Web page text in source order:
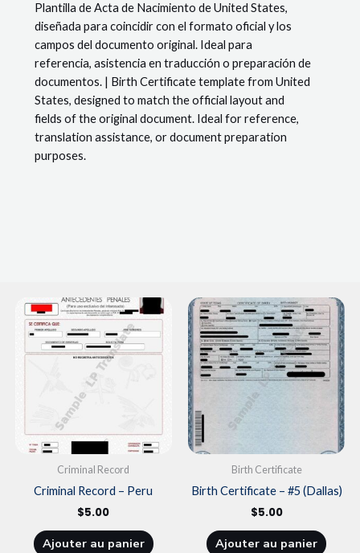
-
#6
(California)
Plantilla de Acta de Nacimiento de United States,
diseñada para coincidir con el formato oficial y los
campos del documento original. Ideal para
referencia, asistencia en traducción o preparación de
documentos. | Birth Certificate template from United
States, designed to match the official layout and
fields of the original document. Ideal for reference,
translation assistance, or document preparation
purposes.
Criminal Record
Criminal Record – Peru
$5.00
Ajouter au panier
Birth Certificate
Birth Certificate – #5 (Dallas)
$5.00
Ajouter au panier